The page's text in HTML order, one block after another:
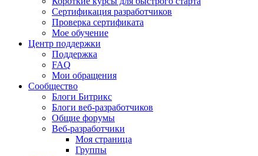
Сертификация разработчиков
Проверка сертификата
Мое обучение
Центр поддержки
Поддержка
FAQ
Мои обращения
Сообщество
Блоги Битрикс
Блоги веб-разработчиков
Общие форумы
Веб-разработчики
Моя страница
Группы